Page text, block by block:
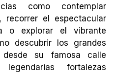
como contemplar
recorrer el espectacular
o explorar el vibrante
descubrir los grandes
su famosa calle
fortalezas